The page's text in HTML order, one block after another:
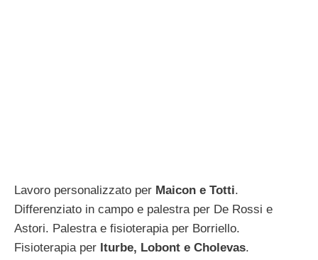
Lavoro personalizzato per Maicon e Totti.
Differenziato in campo e palestra per De Rossi e
Astori. Palestra e fisioterapia per Borriello.
Fisioterapia per Iturbe, Lobont e Cholevas.